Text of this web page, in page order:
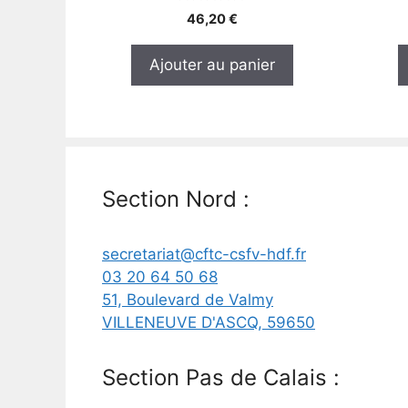
s
5
46,20€
Ajouter au panier
Section Nord :
secretariat@cftc-csfv-hdf.fr
03 20 64 50 68
51, Boulevard de Valmy
VILLENEUVE D'ASCQ, 59650
Section Pas de Calais :